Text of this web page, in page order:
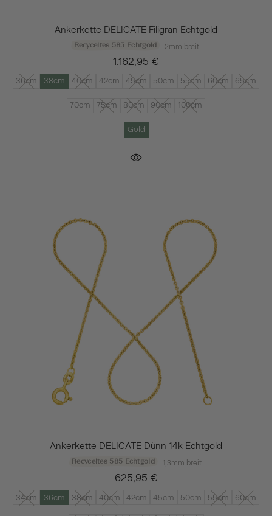
Ankerkette DELICATE Filigran Echtgold
Recyceltes 585 Echtgold 2mm breit
1.162,95 €
36cm 38cm 40cm 42cm 45cm 50cm 55cm 60cm 65cm
70cm 75cm 80cm 90cm 100cm
Gold
Ankerkette DELICATE Dünn 14k Echtgold
Recyceltes 585 Echtgold 1,3mm breit
625,95 €
34cm 36cm 38cm 40cm 42cm 45cm 50cm 55cm 60cm